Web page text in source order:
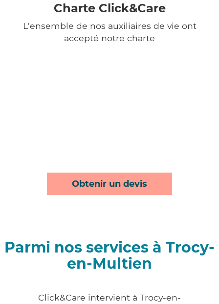
Charte Click&Care
L'ensemble de nos auxiliaires de vie ont
accepté notre charte
Obtenir un devis
Parmi nos services à Trocy-
en-Multien
Click&Care intervient à Trocy-en-